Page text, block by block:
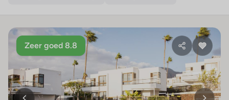
Zeer goed 8.8